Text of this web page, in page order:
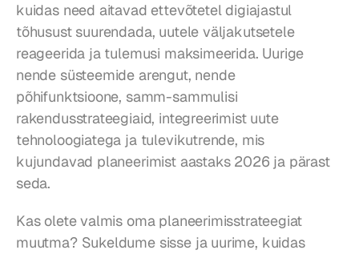
kuidas need aitavad ettevõtetel digiajastul
tõhusust suurendada, uutele väljakutsetele
reageerida ja tulemusi maksimeerida. Uurige
nende süsteemide arengut, nende
põhifunktsioone, samm-sammulisi
rakendusstrateegiaid, integreerimist uute
tehnoloogiatega ja tulevikutrende, mis
kujundavad planeerimist aastaks 2026 ja pärast
seda.
Kas olete valmis oma planeerimisstrateegiat
muutma? Sukeldume sisse ja uurime, kuidas